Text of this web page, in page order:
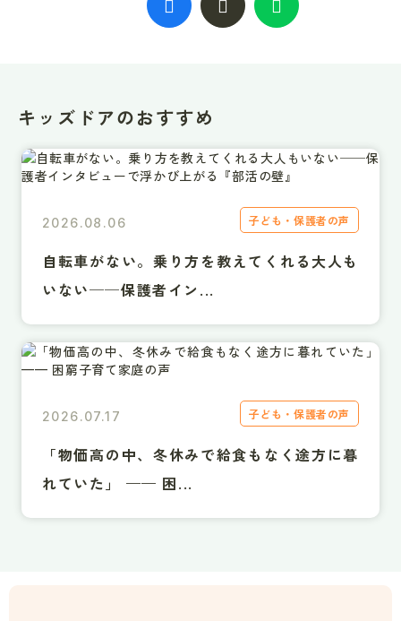
キッズドアのおすすめ
2026.08.06 子ども・保護者の声
自転車がない。乗り方を教えてくれる大人も
いない──保護者イン...
2026.07.17 子ども・保護者の声
「物価高の中、冬休みで給食もなく途方に暮
れていた」 —— 困...